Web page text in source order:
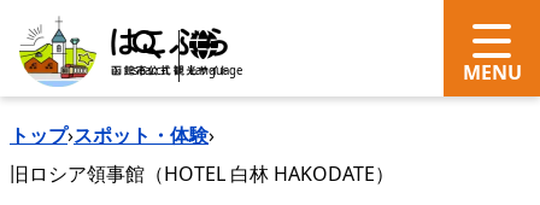
search Language
トップ›スポット・体験›
旧ロシア領事館（HOTEL 白林 HAKODATE）